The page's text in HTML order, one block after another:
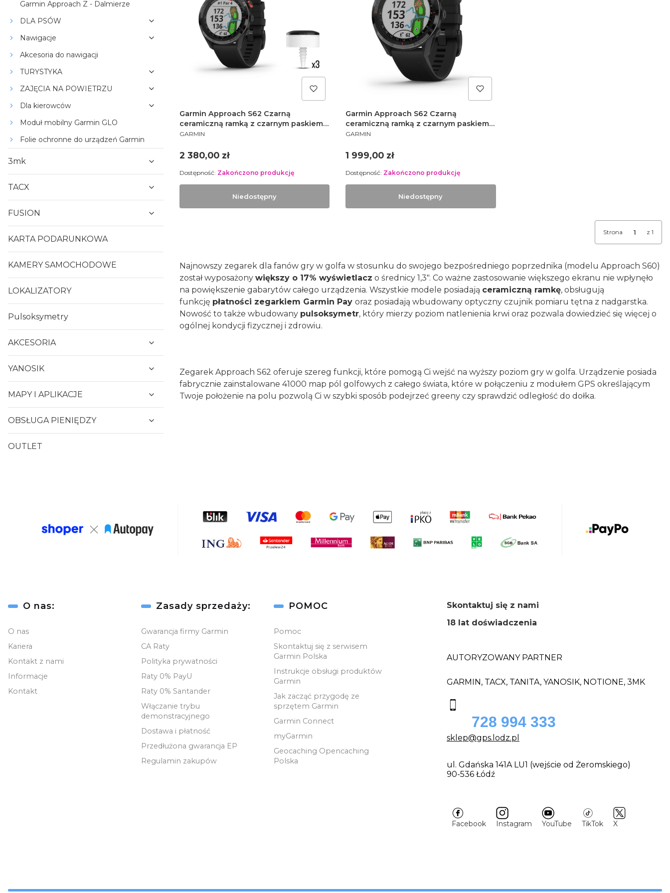
Garmin Approach Z - Dalmierze
DLA PSÓW
Nawigacje
Akcesoria do nawigacji
TURYSTYKA
ZAJĘCIA NA POWIETRZU
Dla kierowców
Moduł mobilny Garmin GLO
Folie ochronne do urządzeń Garmin
3mk
TACX
FUSION
KARTA PODARUNKOWA
KAMERY SAMOCHODOWE
LOKALIZATORY
Pulsoksymetry
AKCESORIA
YANOSIK
MAPY I APLIKACJE
OBSŁUGA PIENIĘDZY
OUTLET
Garmin Approach S62 Czarną
ceramiczną ramką z czarnym paskiem
010-02200-02 zestaw z CT10
PRODUCENT
GARMIN
Cena
2 380,00 zł
Niedostępny
Dostępność: Zakończono produkcję
Garmin Approach S62 Czarną
ceramiczną ramką z czarnym paskiem
010-02200-00
PRODUCENT
GARMIN
Cena
1 999,00 zł
Niedostępny
Dostępność: Zakończono produkcję
Strona z 1
Najnowszy zegarek dla fanów gry w golfa w stosunku do swojego bezpośredniego poprzednika (modelu Approach S60)
został wyposażony większy o 17% wyświetlacz o średnicy 1,3". Co ważne zastosowanie większego ekranu nie wpłynęło
na powiększenie gabarytów całego urządzenia. Wszystkie modele posiadają ceramiczną ramkę, obsługują
funkcję płatności zegarkiem Garmin Pay oraz posiadają wbudowany optyczny czujnik pomiaru tętna z nadgarstka.
Nowość to także wbudowany pulsoksymetr, który mierzy poziom natlenienia krwi oraz pozwala dowiedzieć się więcej o
ogólnej kondycji fizycznej i zdrowiu.
Zegarek Approach S62 oferuje szereg funkcji, które pomogą Ci wejść na wyższy poziom gry w golfa. Urządzenie posiada
fabrycznie zainstalowane 41000 map pól golfowych z całego świata, które w połączeniu z modułem GPS określającym
Twoje położenie na polu pozwolą Ci w szybki sposób podejrzeć greeny czy sprawdzić odległość do dołka.
Linki w stopce
O nas:
O nas
Kariera
Kontakt z nami
Informacje
Kontakt
Zasady sprzedaży:
Gwarancja firmy Garmin
CA Raty
Polityka prywatności
Raty 0% PayU
Raty 0% Santander
Włączanie trybu
demonstracyjnego
Dostawa i płatność
Przedłużona gwarancja EP
Regulamin zakupów
POMOC
Pomoc
Skontaktuj się z serwisem
Garmin Polska
Instrukcje obsługi produktów
Garmin
Jak zacząć przygodę ze
sprzętem Garmin
Garmin Connect
myGarmin
Geocaching Opencaching
Polska
Skontaktuj się z nami
18 lat doświadczenia
AUTORYZOWANY PARTNER
GARMIN, TACX, TANITA, YANOSIK, NOTIONE, 3MK
728 994 333
sklep@gps.lodz.pl
ul. Gdańska 141A LU1 (wejście od Żeromskiego)
90-536 Łódź
Facebook Instagram YouTube TikTok X